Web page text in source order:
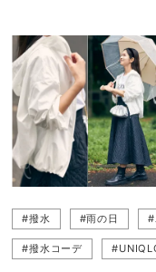
#雨の日コーデ #スニ
#New Balance（ニューバ
#撥水 #雨の日 #
#撥水コーデ